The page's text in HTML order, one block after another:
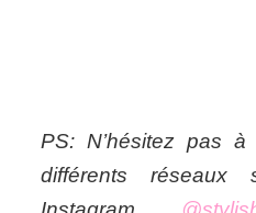
PS: N’hésitez pas
différents réseaux